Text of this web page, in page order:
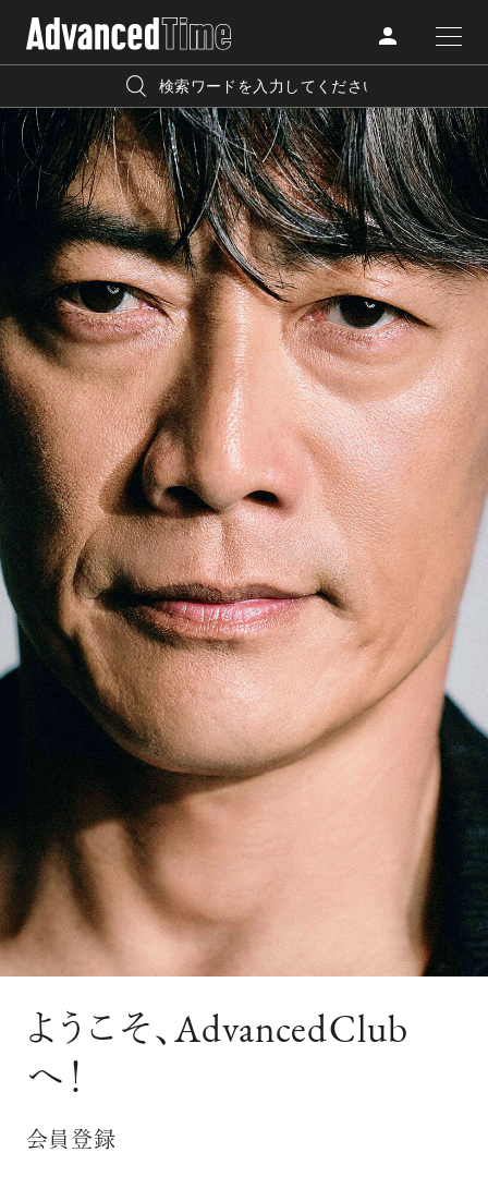
CATEGORY
FASHION
BEAUTY
TRAVEL
LIFESTYLE
FOLLOW US
AdvancedClub
『AdvancedTime』は、自由でしなやかに生きるハイエンド
な大人達におくる、スペシャルイシュー満載のメディア。
高感度なファッション、カルチャーに溺愛、未知の幅広い
教養を求め、今までの人生で積んだ経験、知見を余裕をも
って楽しみながら、進化するソーシャルに寄り添いたい。
何かに縛られていた時間から解き放たれつつある世代の
ライフスタイルを豊かに彩る『AdvancedTime』が発信する
情報をさらに充実し、より速やかに、活用できる
「AdvancedClub」会員組織を設けました。
「AdvancedClub」会員に登録すると、プレゼント応募情報
の一覧、プレミアムな会員限定イベント、ブランドのエクス
クルーシブアイテムの紹介など、特別なコンテンツ情報を
メールマガジンでお届け致します。更に『AdvancedTime』
のタブロイドマガジンのご案内もあり、送付手数料のみを
ご負担いただくことでお手元で『AdvancedTime』をお楽し
みいただけます。
登録は無料です。
一緒に『AdvancedTime』を楽しみましょう！
会員登録をする
人気の検索キーワード
宿泊 プレゼント
リゾート インテリア
美白 アイメイク
ようこそ、AdvancedClub
へ！
会員登録